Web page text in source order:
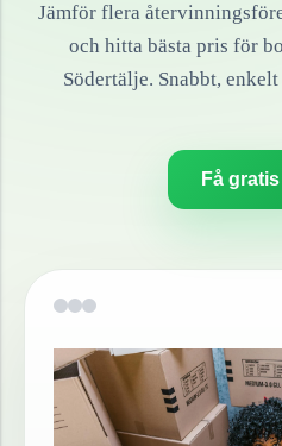
Jämför flera
och hitta bästa pris för
Södertälje. Snabbt,
Få